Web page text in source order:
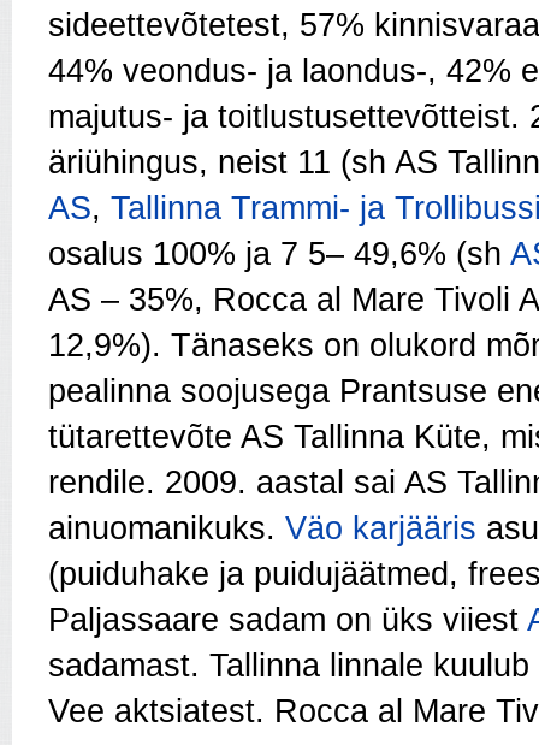
sideettevõtetest, 57%
44% veondus- ja laondus-, 42%
majutus- ja toitlustusettevõtteist.
äriühingus, neist 11 (sh AS
AS, Tallinna Trammi- ja
osalus 100% ja 7 5– 49,6% (sh
AS – 35%, Rocca al Mare Tivoli
12,9%). Tänaseks on olukord
pealinna soojusega Prantsuse
tütarettevõte AS Tallinna Küte,
rendile. 2009. aastal sai AS
ainuomanikuks. Väo karjääris
(puiduhake ja puidujäätmed,
Paljassaare sadam on üks viiest
sadamast. Tallinna linnale
Vee aktsiatest. Rocca al Mare